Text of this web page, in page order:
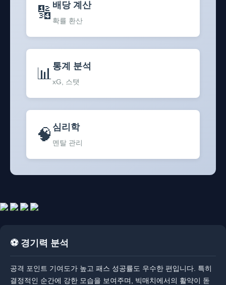
🔢 배당 계산
확률 환산
📊 통계 분석
xG, 스탯
🧠 심리학
멘탈 관리
⚽ 경기력 분석
공격 포인트 기여도가 높고 패스 성공률도 우수한 편입니다. ​특히
결정적인 순간에 강한 모습을 보여주며, 빅매치에서의 활약이 돋